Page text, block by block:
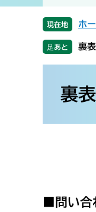
。
て
現在地 ホ
裏
裏
■問い合